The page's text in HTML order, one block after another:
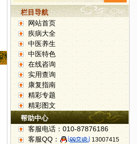
栏目导航
网站首页
疾病大全
中医养生
中医特色
在线咨询
实用查询
康复指南
精彩专题
精彩图文
帮助中心
客服电话：010-87876186
客服QQ：
13007415